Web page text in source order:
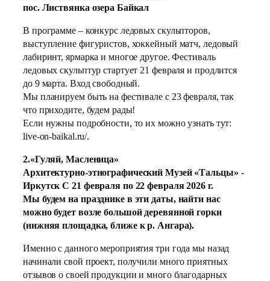
пос. Листвянка озера Байкал
В программе – конкурс ледовых скульпторов,
выступление фигуристов, хоккейный матч, ледовый
лабиринт, ярмарка и многое другое. Фестиваль
ледовых скульптур стартует 21 февраля и продлится
до 9 марта. Вход свободный.
Мы планируем быть на фестивале с 23 февраля, так
что приходите, будем рады!
Если нужны подробности, то их можно узнать тут:
live-on-baikal.ru/.
2.«Гуляй, Масленица»
Архитектурно-этнографический Музей «Тальцы» -
Иркутск С 21 февраля по 22 февраля 2026 г.
Мы будем на празднике в эти даты, найти нас
можно будет возле большой деревянной горки
(нижняя площадка, ближе к р. Ангара).
Именно с данного мероприятия три года мы назад
начинали свой проект, получили много приятных
отзывов о своей продукции и много благодарных